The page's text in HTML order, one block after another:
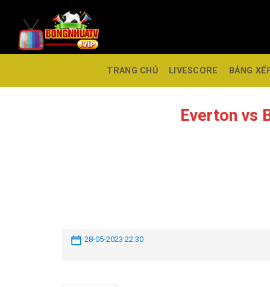
TRANG CHỦ LIVESCORE BẢNG
Everton vs
28-05-2023 22:30